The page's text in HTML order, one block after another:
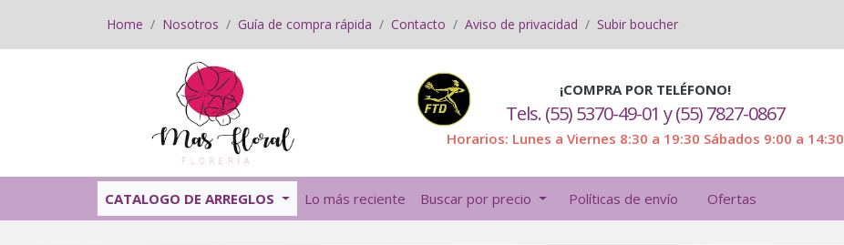
Home Nosotros Guía de compra rápida Contacto Aviso de privacidad Subir boucher
¡COMPRA POR TELÉFONO!
Tels. (55) 5370-49-01 y (55) 7827-0867
Horarios: Lunes a Viernes 8:30 a 19:30 Sábados 9:00 a 14:30
CATALOGO DE ARREGLOS Lo más reciente Buscar por precio Políticas de envío Ofertas